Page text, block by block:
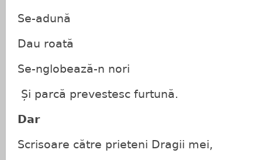
Se-adună
Dau roată
Se-nglobează-n nori
Și parcă prevestesc furtună.
Dar
Scrisoare către prieteni Dragii mei,